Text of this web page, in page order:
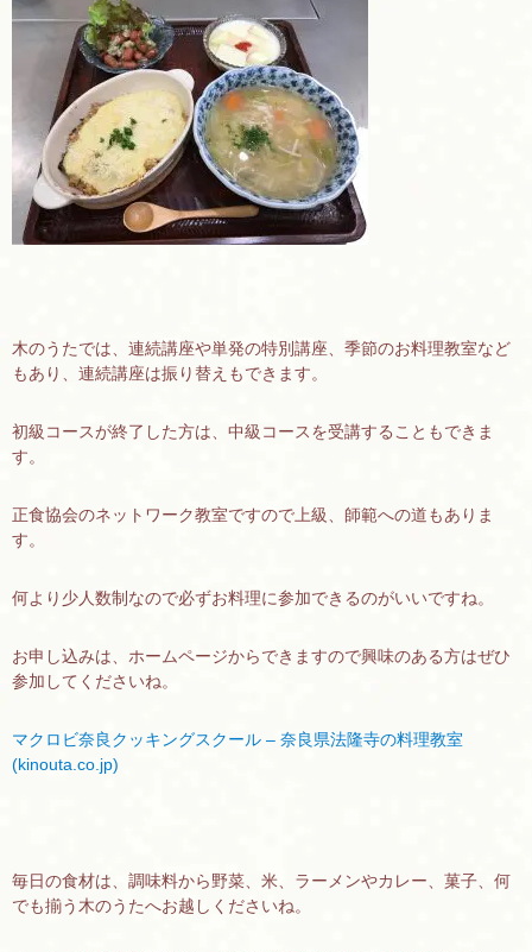
木のうたでは、連続講座や単発の特別講座、季節のお料理教室など
もあり、連続講座は振り替えもできます。
初級コースが終了した方は、中級コースを受講することもできま
す。
正食協会のネットワーク教室ですので上級、師範への道もありま
す。
何より少人数制なので必ずお料理に参加できるのがいいですね。
お申し込みは、ホームページからできますので興味のある方はぜひ
参加してくださいね。
マクロビ奈良クッキングスクール – 奈良県法隆寺の料理教室
(kinouta.co.jp)
毎日の食材は、調味料から野菜、米、ラーメンやカレー、菓子、何
でも揃う木のうたへお越しくださいね。